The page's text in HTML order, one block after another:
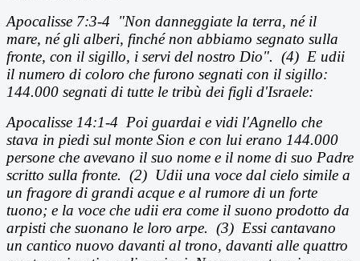
Apocalisse 7:3-4 "Non danneggiate la terra, né il
mare, né gli alberi, finché non abbiamo segnato sulla
fronte, con il sigillo, i servi del nostro Dio". (4) E udii
il numero di coloro che furono segnati con il sigillo:
144.000 segnati di tutte le tribù dei figli d'Israele:
Apocalisse 14:1-4 Poi guardai e vidi l'Agnello che
stava in piedi sul monte Sion e con lui erano 144.000
persone che avevano il suo nome e il nome di suo Padre
scritto sulla fronte. (2) Udii una voce dal cielo simile a
un fragore di grandi acque e al rumore di un forte
tuono; e la voce che udii era come il suono prodotto da
arpisti che suonano le loro arpe. (3) Essi cantavano
un cantico nuovo davanti al trono, davanti alle quattro